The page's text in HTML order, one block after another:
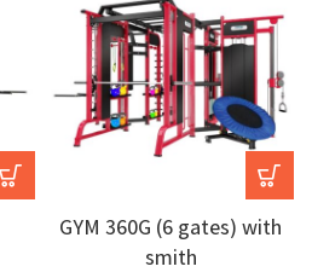
GYM 360G (6 gates) with
smith